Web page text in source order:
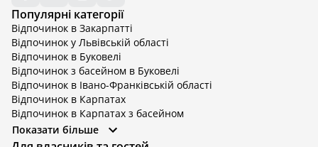
Популярні категорії
Відпочинок в Закарпатті
Відпочинок у Львівській області
Відпочинок в Буковелі
Відпочинок з басейном в Буковелі
Відпочинок в Івано-Франківській області
Відпочинок в Карпатах
Відпочинок в Карпатах з басейном
Відпочинок в Київській області
Відпочинок в Київській області з басейном
Показати більше